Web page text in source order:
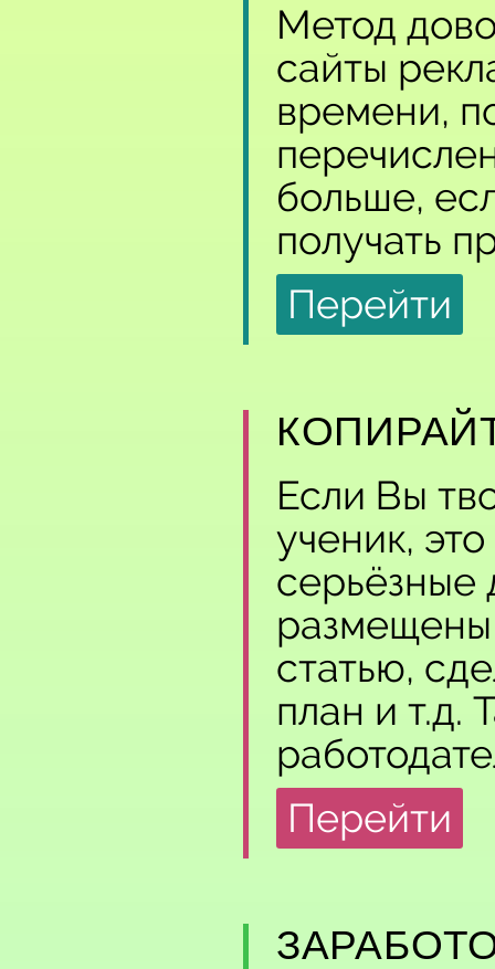
Метод
сайты
времени,
больше,
получать
Перейти
Если Вы
ученик,
серьёзные
размещены
статью,
план и т.д.
Перейти